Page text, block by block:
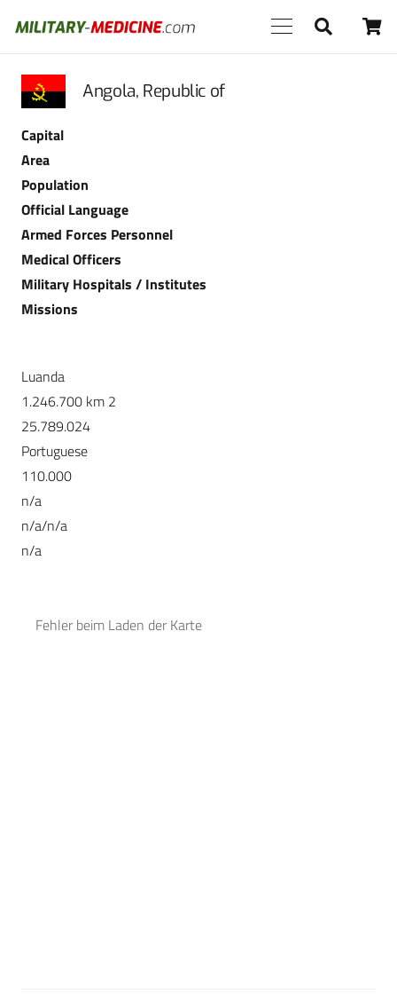
Angola, Republic of
Capital
Area
Population
Official Language
Armed Forces Personnel
Medical Officers
Military Hospitals / Institutes
Missions
Luanda
1.246.700 km 2
25.789.024
Portuguese
110.000
n/a
n/a/n/a
n/a
Fehler beim Laden der Karte